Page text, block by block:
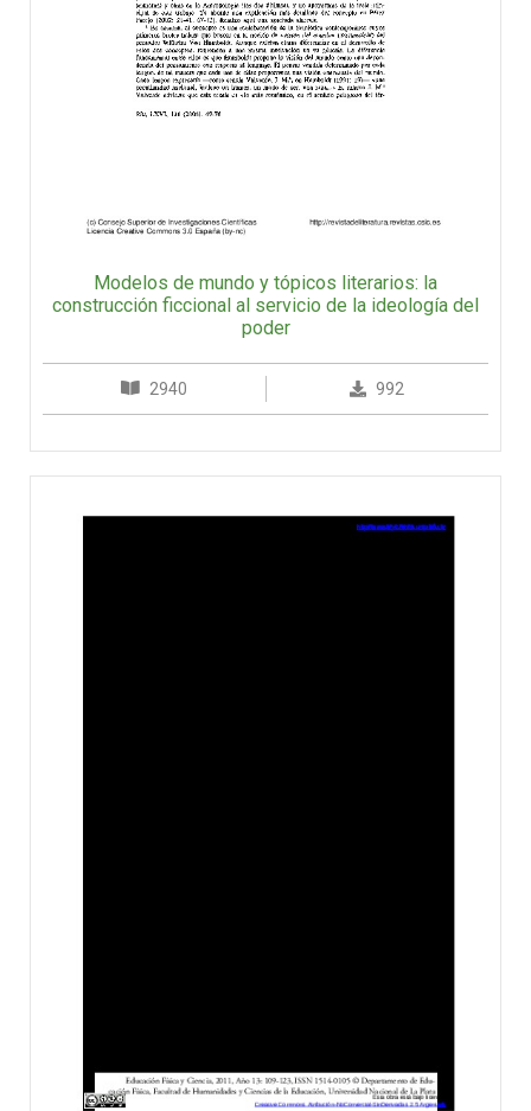
Modelos de mundo y tópicos literarios: la
construcción ficcional al servicio de la ideología del
poder
2940 992